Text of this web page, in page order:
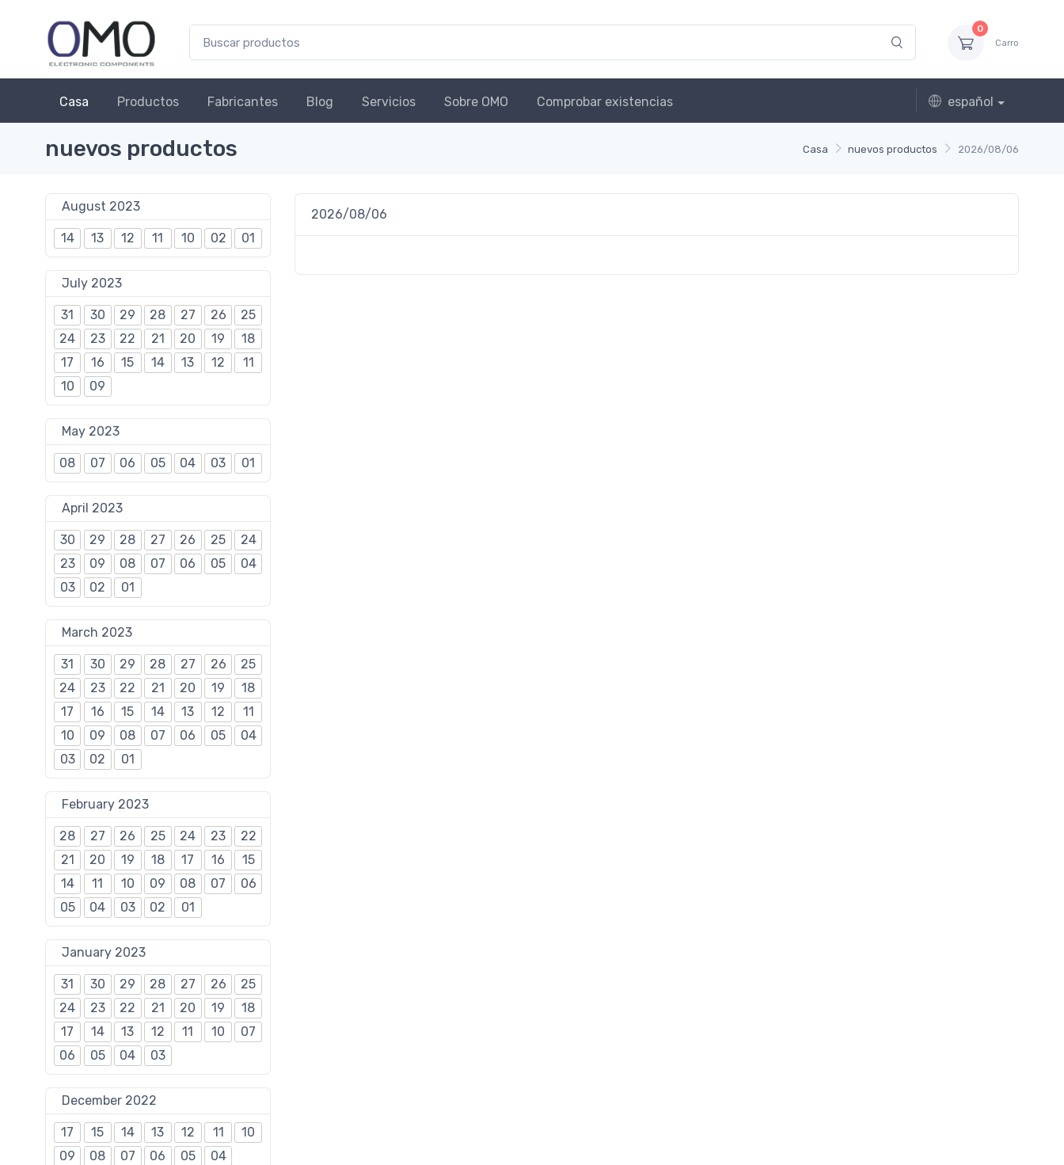
0
Carro
Casa Productos Fabricantes Blog Servicios Sobre OMO Comprobar existencias español
Casa nuevos productos 2026/08/06
nuevos productos
August 2023
14 13 12 11 10 02 01
July 2023
31 30 29 28 27 26
25
24
23 22 21 20 19
18
17
16 15 14 13 12
11
10
09
May 2023
08 07 06 05 04 03 01
April 2023
30 29 28 27 26 25
24
23
09 08 07 06 05
04
03
02 01
March 2023
31 30 29 28 27 26
25
24
23 22 21 20 19
18
17
16 15 14 13 12
11
10
09 08 07 06 05
04
03
02 01
February 2023
28 27 26 25 24 23
22
21
20 19 18 17 16
15
14
11 10 09 08 07
06
05
04 03 02 01
January 2023
31 30 29 28 27 26
25
24
23 22 21 20 19
18
17
14 13 12 11 10
07
06
05 04 03
December 2022
17 15 14 13 12 11
10
09
08 07 06 05 04
2026/08/06